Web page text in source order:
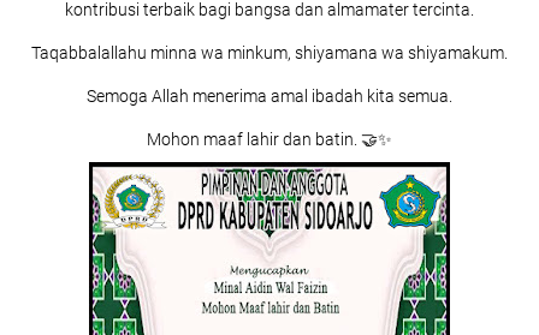
kontribusi terbaik bagi bangsa dan almamater tercinta.
Taqabbalallahu minna wa minkum, shiyamana wa shiyamakum.
Semoga Allah menerima amal ibadah kita semua.
Mohon maaf lahir dan batin. 🤝✨